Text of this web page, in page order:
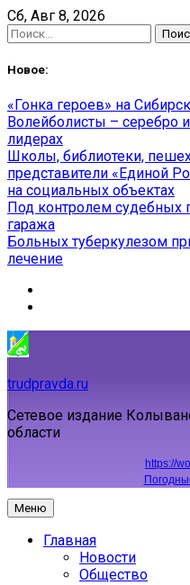
Skip
to
content
Сб, Авг 8, 2026
Найти:
Новое:
«Гонка героев» на
Волейболисты – серебро
лидерах
Школы, библиотеки,
представители «Единой
на социальных объектах
Под контролем судебных
гаража
Больных туберкулезом
лечение
trudpravda.ru
Сетевое издание
области
https://
Меню
Главная
Новости
Общество